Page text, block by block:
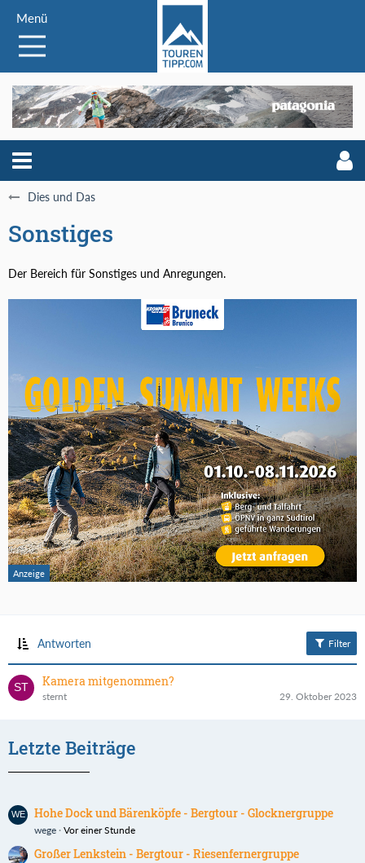
Menü
Dies und Das
Sonstiges
Der Bereich für Sonstiges und Anregungen.
Antworten Filter
Kamera mitgenommen?
sternt 29. Oktober 2023
Letzte Beiträge
Hohe Dock und Bärenköpfe - Bergtour - Glocknergruppe
wege Vor einer Stunde
Großer Lenkstein - Bergtour - Riesenfernergruppe